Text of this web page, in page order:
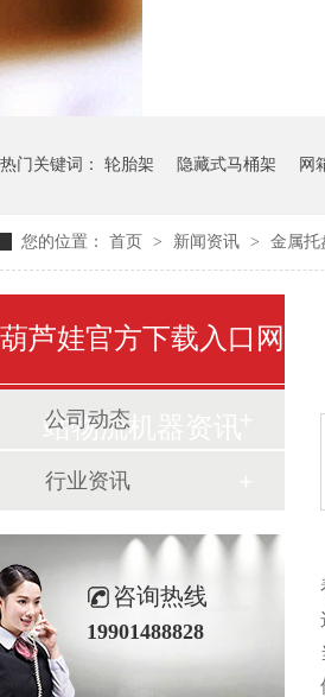
料架
热门关键词： 轮胎架 隐藏式马桶架 网
您的位置： 首页 > 新闻资讯 > 金属托
葫芦娃官方下载入口网
站物流机器资讯
公司动态
行业资讯
咨询热线
19901488828